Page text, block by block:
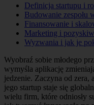
Definicja startupu i
Budowanie zespołu
Finansowanie i
Marketing i
Wyzwania i jak je
Wyobraź sobie młodego
wymyśla aplikację
jedzenie. Zaczyna od zera,
jego startup staje się
wielu firm, które odniosły